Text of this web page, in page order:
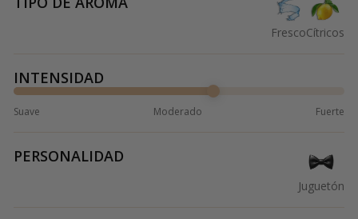
FrescoCítricos
INTENSIDAD
Suave Moderado Fuerte
PERSONALIDAD
Juguetón